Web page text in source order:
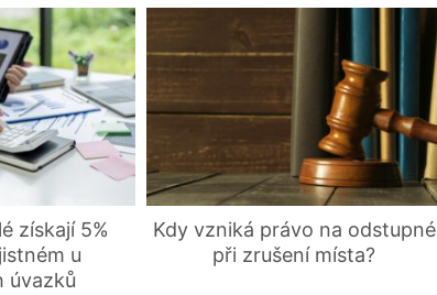
získají 5%
u
úvazků
Kdy vzniká právo na odstupné
při zrušení místa?